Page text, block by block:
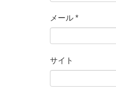
メール *
サイト